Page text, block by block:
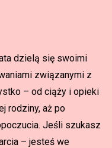
dzielą się swoimi
związanymi z
– od ciąży i opieki
rodziny, aż po
Jeśli szukasz
– jesteś we